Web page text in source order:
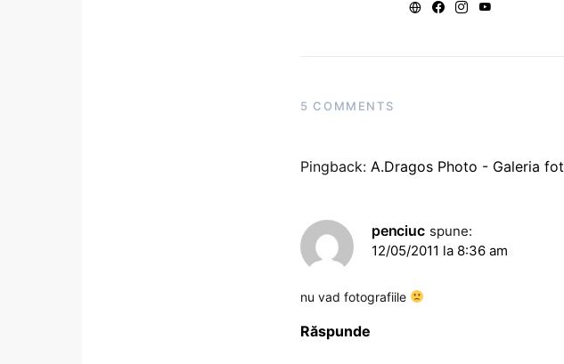
5 COMMENTS
Pingback: A.Dragos Photo - Galeria
penciuc spune:
12/05/2011 la 8:36 am
nu vad fotografiile
Răspunde